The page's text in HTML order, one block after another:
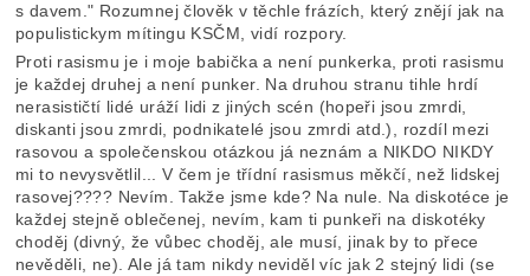
s davem." Rozumnej člověk v těchle frázích, který znějí jak na
populistickym mítingu KSČM, vidí rozpory.
Proti rasismu je i moje babička a není punkerka, proti rasismu
je každej druhej a není punker. Na druhou stranu tihle hrdí
nerasističtí lidé uráží lidi z jiných scén (hopeři jsou zmrdi,
diskanti jsou zmrdi, podnikatelé jsou zmrdi atd.), rozdíl mezi
rasovou a společenskou otázkou já neznám a NIKDO NIKDY
mi to nevysvětlil... V čem je třídní rasismus měkčí, než lidskej
rasovej???? Nevím. Takže jsme kde? Na nule. Na diskotéce je
každej stejně oblečenej, nevím, kam ti punkeři na diskotéky
choděj (divný, že vůbec choděj, ale musí, jinak by to přece
nevěděli, ne). Ale já tam nikdy neviděl víc jak 2 stejný lidi (se